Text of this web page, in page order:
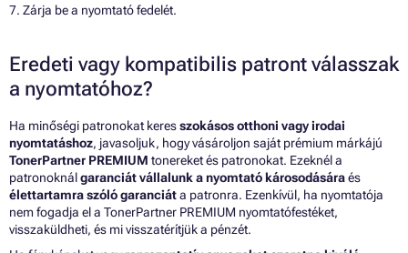
7. Zárja be a nyomtató fedelét.
Eredeti vagy kompatibilis patront válasszak
a nyomtatóhoz?
Ha minőségi patronokat keresszokásos otthoni vagy irodai
nyomtatáshoz, javasoljuk, hogy vásároljon saját prémium márkájú
TonerPartner PREMIUM tonereket és patronokat. Ezeknél a
patronoknálgaranciát vállalunk a nyomtató károsodásáraés
élettartamra szóló garanciáta patronra. Ezenkívül, ha nyomtatója
nem fogadja el a TonerPartner PREMIUM nyomtatófestéket,
visszaküldheti, és mi visszatérítjük a pénzét.